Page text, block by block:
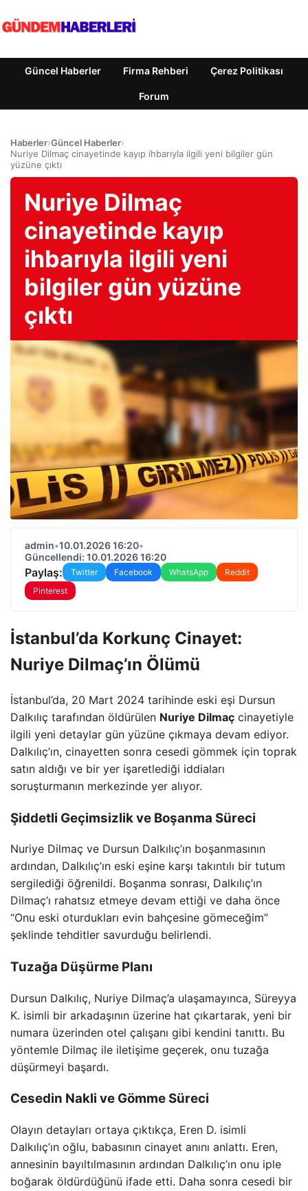
Güncel Haberler Firma Rehberi Çerez Politikası
Forum
Haberler›Güncel Haberler›
Nuriye Dilmaç cinayetinde kayıp ihbarıyla ilgili yeni bilgiler gün
yüzüne çıktı
Nuriye Dilmaç
cinayetinde kayıp
ihbarıyla ilgili yeni
bilgiler gün yüzüne
çıktı
admin•10.01.2026 16:20•
Güncellendi: 10.01.2026 16:20
Paylaş: Twitter Facebook WhatsApp
Reddit
Pinterest
İstanbul’da Korkunç Cinayet:
Nuriye Dilmaç’ın Ölümü
İstanbul’da, 20 Mart 2024 tarihinde eski eşi Dursun
Dalkılıç tarafından öldürülen Nuriye Dilmaç cinayetiyle
ilgili yeni detaylar gün yüzüne çıkmaya devam ediyor.
Dalkılıç’ın, cinayetten sonra cesedi gömmek için toprak
satın aldığı ve bir yer işaretlediği iddiaları
soruşturmanın merkezinde yer alıyor.
Şiddetli Geçimsizlik ve Boşanma Süreci
Nuriye Dilmaç ve Dursun Dalkılıç’ın boşanmasının
ardından, Dalkılıç’ın eski eşine karşı takıntılı bir tutum
sergilediği öğrenildi. Boşanma sonrası, Dalkılıç’ın
Dilmaç’ı rahatsız etmeye devam ettiği ve daha önce
“Onu eski oturdukları evin bahçesine gömeceğim”
şeklinde tehditler savurduğu belirlendi.
Tuzağa Düşürme Planı
Dursun Dalkılıç, Nuriye Dilmaç’a ulaşamayınca, Süreyya
K. isimli bir arkadaşının üzerine hat çıkartarak, yeni bir
numara üzerinden otel çalışanı gibi kendini tanıttı. Bu
yöntemle Dilmaç ile iletişime geçerek, onu tuzağa
düşürmeyi başardı.
Cesedin Nakli ve Gömme Süreci
Olayın detayları ortaya çıktıkça, Eren D. isimli
Dalkılıç’ın oğlu, babasının cinayet anını anlattı. Eren,
annesinin bayıltılmasının ardından Dalkılıç’ın onu iple
boğarak öldürdüğünü ifade etti. Daha sonra cesedi bir